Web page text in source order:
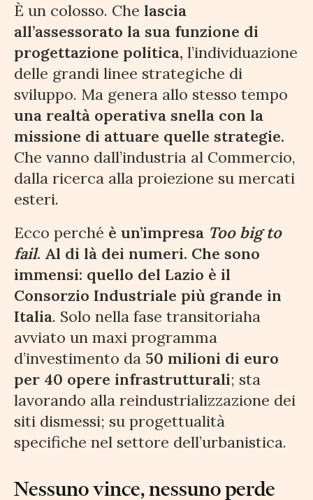
È un colosso. Che lascia
all’assessorato la sua funzione di
progettazione politica, l’individuazione
delle grandi linee strategiche di
sviluppo. Ma genera allo stesso tempo
una realtà operativa snella con la
missione di attuare quelle strategie.
Che vanno dall’industria al Commercio,
dalla ricerca alla proiezione su mercati
esteri.
Ecco perché è un’impresa Too big to
fail. Al di là dei numeri. Che sono
immensi: quello del Lazio è il
Consorzio Industriale più grande in
Italia. Solo nella fase transitoriaha
avviato un maxi programma
d’investimento da 50 milioni di euro
per 40 opere infrastrutturali; sta
lavorando alla reindustrializzazione dei
siti dismessi; su progettualità
specifiche nel settore dell’urbanistica.
Nessuno vince, nessuno perde